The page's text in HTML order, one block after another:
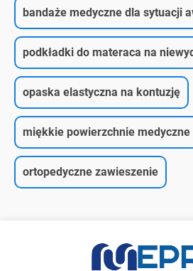
bandaże medyczne dla sytuacji
podkładki do materaca na
opaska elastyczna na kontuzję
miękkie powierzchnie
ortopedyczne zawieszenie